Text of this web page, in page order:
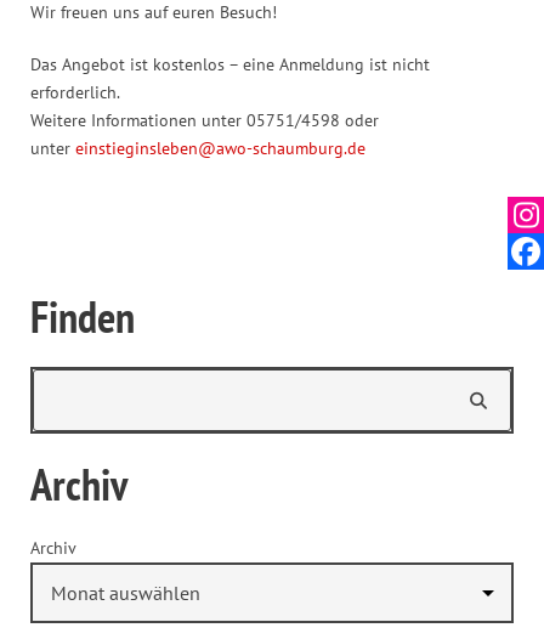
Wir freuen uns auf euren Besuch!
Das Angebot ist kostenlos – eine Anmeldung ist nicht
erforderlich.
Weitere Informationen unter 05751/4598 oder
unter einstieginsleben@awo-schaumburg.de
Finden
Archiv
Archiv